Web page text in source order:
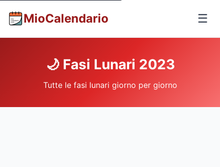
MioCalendario ☰
🌙 Fasi Lunari 2023
Tutte le fasi lunari giorno per giorno